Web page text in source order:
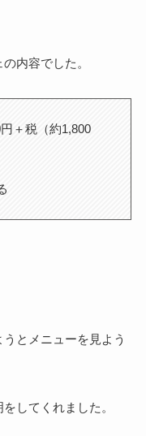
内容でした。
＋税（約1,800
とメニューを見よう
してくれました。